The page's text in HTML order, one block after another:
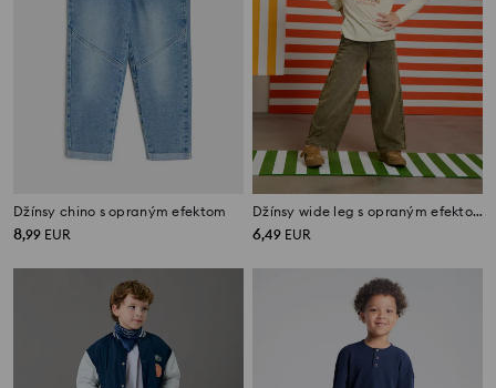
Džínsy chino s opraným efektom
8,99 EUR
Džínsy wide leg s opraným efektom
6,49 EUR